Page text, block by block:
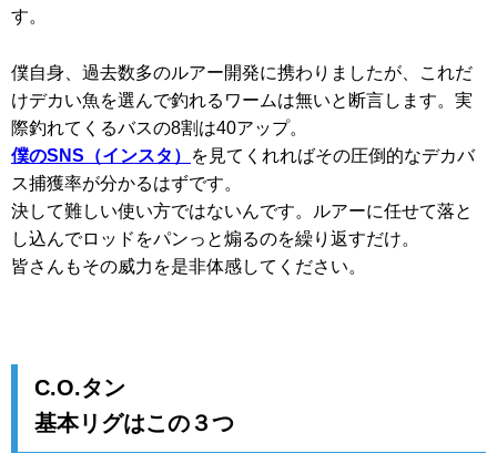
す。
僕自身、過去数多のルアー開発に携わりましたが、これだ
けデカい魚を選んで釣れるワームは無いと断言します。実
際釣れてくるバスの8割は40アップ。
僕のSNS（インスタ）
を見てくれればその圧倒的なデカバ
ス捕獲率が分かるはずです。
決して難しい使い方ではないんです。ルアーに任せて落と
し込んでロッドをパンっと煽るのを繰り返すだけ。
皆さんもその威力を是非体感してください。
C.O.タン
基本リグはこの３つ